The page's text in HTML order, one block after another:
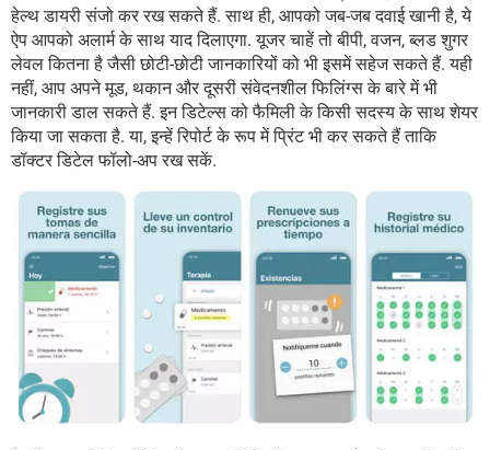
हेल्थ डायरी संजो कर रख सकते हैं. साथ ही, आपको जब-जब दवाई खानी है, ये
ऐप आपको अलार्म के साथ याद दिलाएगा. यूजर चाहें तो बीपी, वजन, ब्लड शुगर
लेवल कितना है जैसी छोटी-छोटी जानकारियों को भी इसमें सहेज सकते हैं. यही
नहीं, आप अपने मूड, थकान और दूसरी संवेदनशील फिलिंग्स के बारे में भी
जानकारी डाल सकते हैं. इन डिटेल्स को फैमिली के किसी सदस्य के साथ शेयर
किया जा सकता है. या, इन्हें रिपोर्ट के रूप में प्रिंट भी कर सकते हैं ताकि
डॉक्टर डिटेल फॉलो-अप रख सकें.